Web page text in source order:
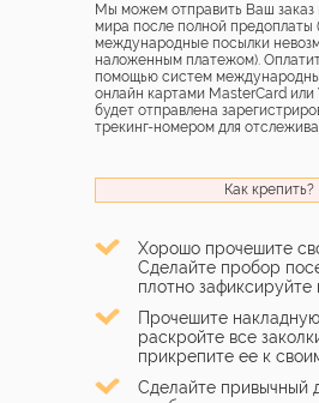
Мы можем отправить Ваш заказ
мира после полной предоплаты
международные посылки
наложенным платежом).
помощью систем
онлайн картами MasterCard или
будет отправлена
трекинг-номером для
Как крепить?
Хорошо прочешите
Сделайте пробор
плотно зафиксируйте
Прочешите накладную
раскройте все
прикрепите ее к
Сделайте привычный